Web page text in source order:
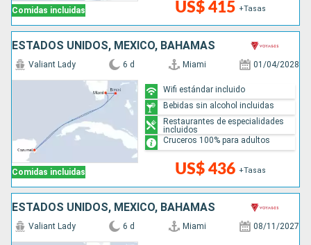
Comidas incluidas US$ 415 +Tasas
ESTADOS UNIDOS, MÉXICO, BAHAMAS
Comidas incluidas
Valiant Lady 6 d Miami 01/04/2028
US$ 436 +Tasas
Wifi estándar incluido
Bebidas sin alcohol incluidas
Restaurantes de especialidades
incluidos
Cruceros 100% para adultos
ESTADOS UNIDOS, MÉXICO, BAHAMAS
Valiant Lady 6 d Miami 08/11/2027